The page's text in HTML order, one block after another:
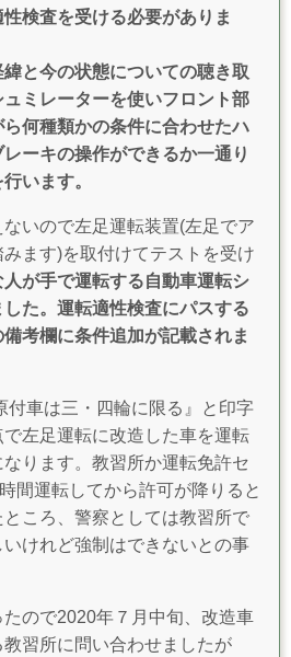
検査を受ける必要がありま
と今の状態についての聴き取
ミレーターを使いフロント部
何種類かの条件に合わせたハ
ーキの操作ができるか一通り
います。
いので左足運転装置(左足でア
ます)を取付けてテストを受け
人が手で運転する自動車運転シ
た。運転適性検査にパスする
考欄に条件追加が記載されま
車は三・四輪に限る』と印字
で左足運転に改造した車を運転
ります。 教習所か運転免許セ
間運転してから許可が降りると
ころ、 警察としては教習所で
けれど強制はできないとの事
ので2020年７月中旬、改造車
習所に問い合わせましたが